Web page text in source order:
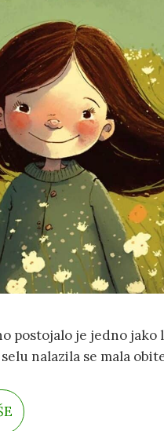
postojalo je jedno jako
nalazila se mala